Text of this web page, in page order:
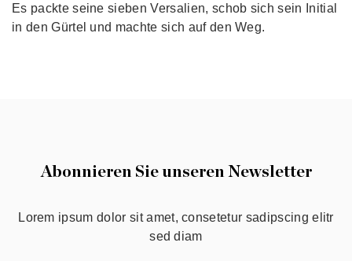
Es packte seine sieben Versalien, schob sich sein Initial
in den Gürtel und machte sich auf den Weg.
Abonnieren Sie unseren Newsletter
Lorem ipsum dolor sit amet, consetetur sadipscing elitr
sed diam